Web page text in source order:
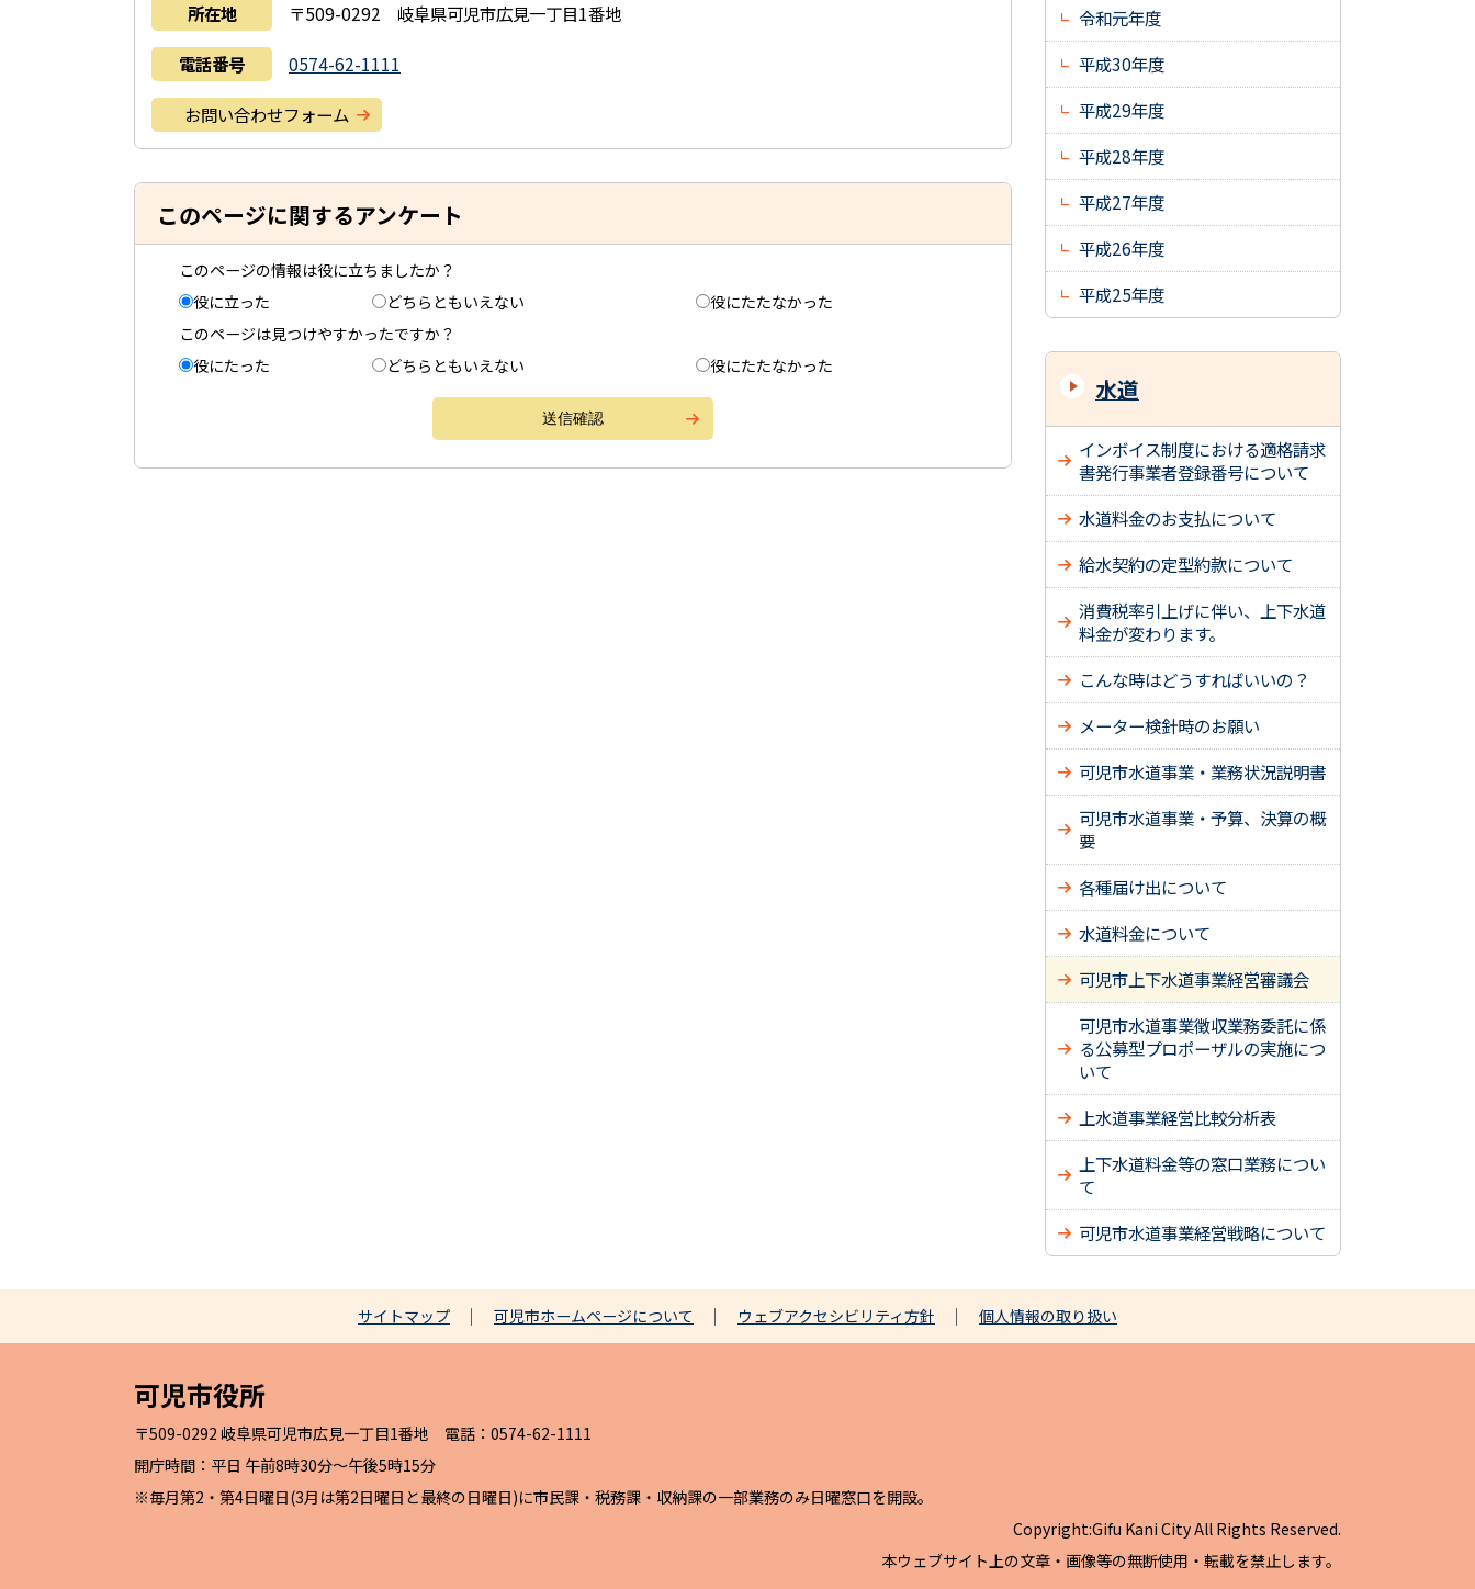
所在地 〒509-0292 岐阜県可児市広見一丁目1番地
電話番号 0574-62-1111
お問い合わせフォーム
このページに関するアンケート
このページの情報は役に立ちましたか？
役に立った
どちらともいえない
役にたたなかった
このページは見つけやすかったですか？
役にたった
どちらともいえない 役にたたなかった
令和元年度
平成30年度
平成29年度
平成28年度
平成27年度
平成26年度
平成25年度
水道
インボイス制度における適格請求
書発行事業者登録番号について
水道料金のお支払について
給水契約の定型約款について
消費税率引上げに伴い、上下水道
料金が変わります。
こんな時はどうすればいいの？
メーター検針時のお願い
可児市水道事業・業務状況説明書
可児市水道事業・予算、決算の概
要
各種届け出について
水道料金について
可児市上下水道事業経営審議会
可児市水道事業徴収業務委託に係
る公募型プロポーザルの実施につ
いて
上水道事業経営比較分析表
上下水道料金等の窓口業務につい
て
可児市水道事業経営戦略について
サイトマップ 可児市ホームページについて ウェブアクセシビリティ方針 個人情報の取り扱い
可児市役所
〒509-0292 岐阜県可児市広見一丁目1番地 電話：0574-62-1111
開庁時間：平日 午前8時30分～午後5時15分
※毎月第2・第4日曜日(3月は第2日曜日と最終の日曜日)に市民課・税務課・収納課の一部業務のみ日曜窓口を開設。
Copyright:Gifu Kani City All Rights Reserved.
本ウェブサイト上の文章・画像等の無断使用・転載を禁止します。